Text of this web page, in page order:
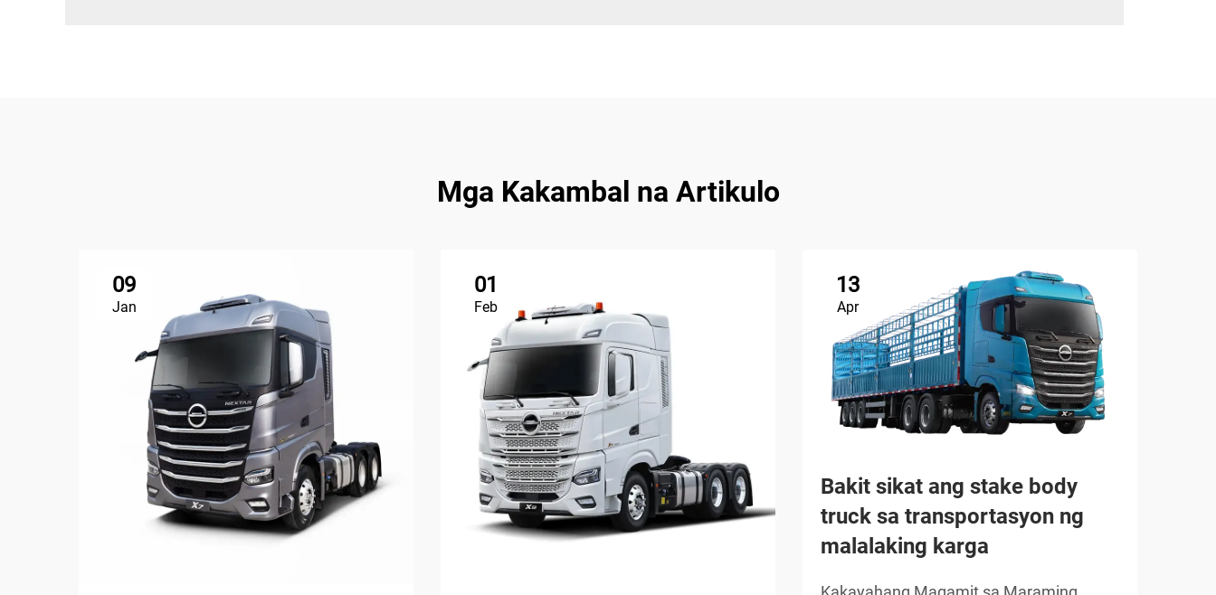
Mga Kakambal na Artikulo
09
Jan
01
Feb
13
Apr
Bakit sikat ang stake body
truck sa transportasyon ng
malalaking karga